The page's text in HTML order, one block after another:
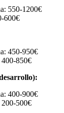
550-1200€
600€
450-950€
850€
400-900€
200-500€